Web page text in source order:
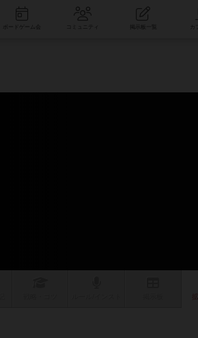
コミュニティ